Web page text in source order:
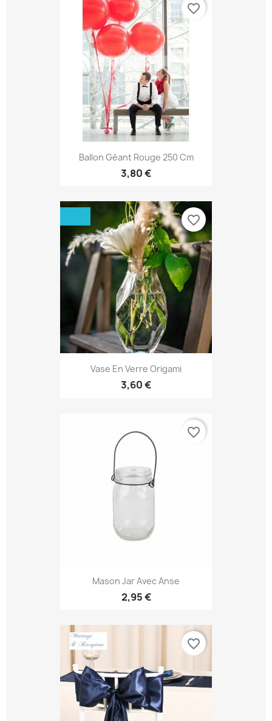
Ballon Géant Rouge 250 Cm
3,80 €
favorite_border
Vase En Verre Origami
3,60 €
favorite_border
Mason Jar Avec Anse
2,95 €
favorite_border
favorite_border